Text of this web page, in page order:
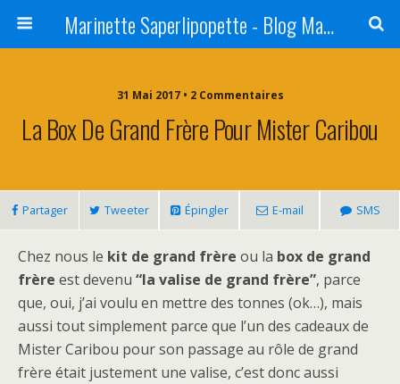
Marinette Saperlipopette - Blog Maman Angers Lifestyle - Ex Expat Montréal
31 Mai 2017 • 2 Commentaires
La Box De Grand Frère Pour Mister Caribou
Partager Tweeter Épingler E-mail SMS
Chez nous le kit de grand frère ou la box de grand
frère est devenu “la valise de grand frère”, parce
que, oui, j’ai voulu en mettre des tonnes (ok…), mais
aussi tout simplement parce que l’un des cadeaux de
Mister Caribou pour son passage au rôle de grand
frère était justement une valise, c’est donc aussi